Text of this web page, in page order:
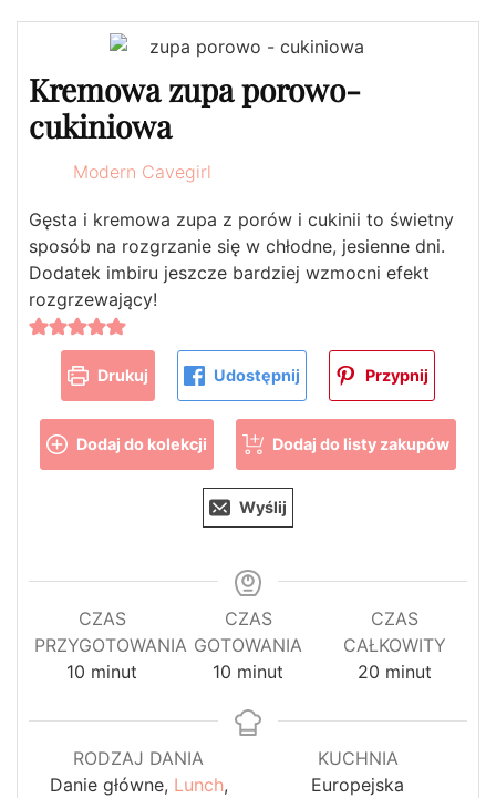
Kremowa zupa porowo-
cukiniowa
Modern Cavegirl
Gęsta i kremowa zupa z porów i cukinii to świetny
sposób na rozgrzanie się w chłodne, jesienne dni.
Dodatek imbiru jeszcze bardziej wzmocni efekt
rozgrzewający!
Drukuj Udostępnij Przypnij
Dodaj do kolekcji Dodaj do listy zakupów
Wyślij
CZAS
PRZYGOTOWANIA
10 minuty
minut
CZAS
GOTOWANIA
10 minuty
minut
CZAS
CAŁKOWITY
20minuty
minut
RODZAJ DANIA
Danie główne, Lunch,
KUCHNIA
Europejska